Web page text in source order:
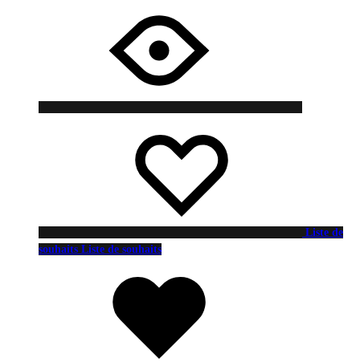
Liste de
souhaits Liste de souhaits